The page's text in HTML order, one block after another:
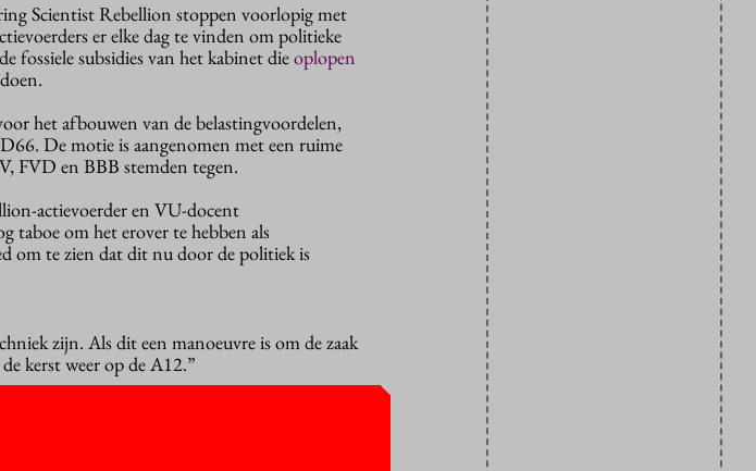
Scientist Rebellion stoppen voorlopig met
er elke dag te vinden om politieke
fossiele subsidies van het kabinet dieoplopen
het afbouwen van de belastingvoordelen,
De motie is aangenomen met een ruime
FVD en BBB stemden tegen.
actievoerder en VU-docent
taboe om het erover te hebben als
om te zien dat dit nu door de politiek is
zijn. Als dit een manoeuvre is om de zaak
kerst weer op de A12.”
opgelucht maar wil wel dat de politiek nu
We schenken belasting kwijt om
tegenoverstellen, waar de